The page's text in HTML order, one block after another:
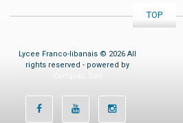
TOP
Lycee Franco-libanais © 2026 All
rights reserved - powered by